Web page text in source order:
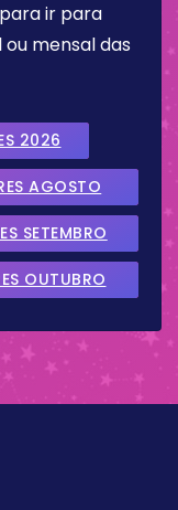
ir para
mensal das
2026
AGOSTO
SETEMBRO
OUTUBRO